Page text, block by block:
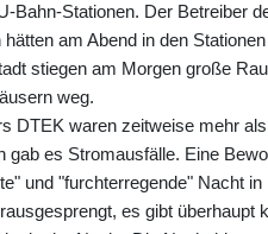
Bahn-Stationen. Der Betreiber
am Abend in den
stiegen am Morgen große
weg.
DTEK waren zeitweise mehr
gab es Stromausfälle. Eine
und "furchterregende" Nacht
es gibt überhaupt